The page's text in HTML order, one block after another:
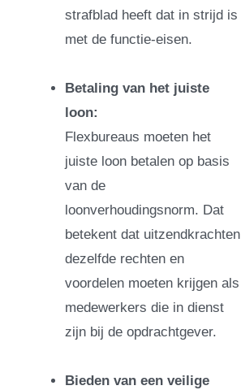
strafblad heeft dat in strijd is
met de functie-eisen.
Betaling van het juiste
loon:
Flexbureaus moeten het
juiste loon betalen op basis
van de
loonverhoudingsnorm. Dat
betekent dat uitzendkrachten
dezelfde rechten en
voordelen moeten krijgen als
medewerkers die in dienst
zijn bij de opdrachtgever.
Bieden van een veilige